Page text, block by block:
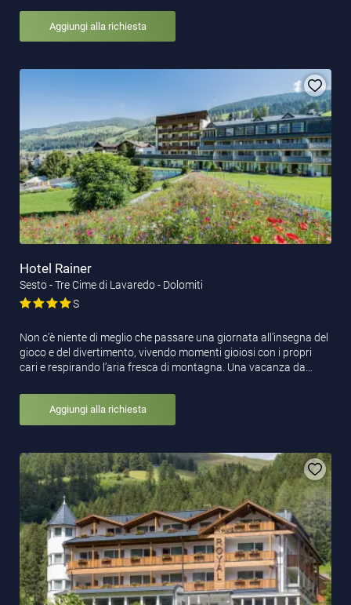
Aggiungi alla richiesta
Hotel Rainer
Sesto - Tre Cime di Lavaredo - Dolomiti
S
Non c’è niente di meglio che passare una giornata all’insegna del
gioco e del divertimento, vivendo momenti gioiosi con i propri
cari e respirando l’aria fresca di montagna. Una vacanza da…
Aggiungi alla richiesta